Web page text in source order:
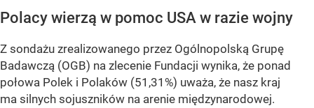
Polacy wierzą w pomoc USA w razie wojny
Z sondażu zrealizowanego przez Ogólnopolską Grupę
Badawczą (OGB) na zlecenie Fundacji wynika, że ponad
połowa Polek i Polaków (51,31%) uważa, że nasz kraj
ma silnych sojuszników na arenie międzynarodowej.